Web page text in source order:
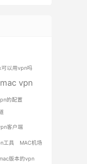
以用vpn吗
mac vpn
的配置
客户端
工具 MAC机场
版本的vpn